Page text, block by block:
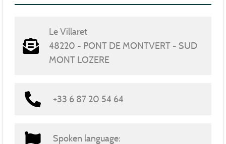
Le Villaret
48220 - PONT DE MONTVERT - SUD
MONT LOZERE
+33 6 87 20 54 64
Spoken language: